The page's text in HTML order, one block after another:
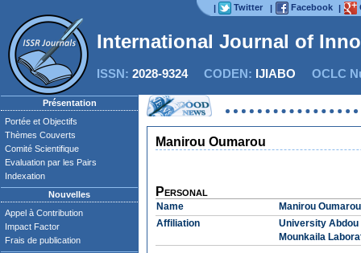
| Twitter | Facebook |
International Journal of
ISSN: 2028-9324CODEN: IJIABO OCLC
Présentation
Portée et Objectifs
Thèmes Couverts
Comité Scientifique
Evaluation par les Pairs
Indexation
Nouvelles
Appel à Contribution
Impact Factor
Frais de publication
Manirou Oumarou
Personal
Name
Manirou Oumarou
Affiliation
University Abdou
Mounkaila